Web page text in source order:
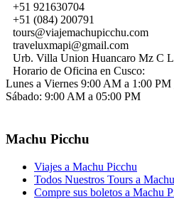
+51 921630704
+51 (084) 200791
tours@viajemachupicchu.com
traveluxmapi@gmail.com
Urb. Villa Union Huancaro Mz C
Horario de Oficina en Cusco:
Lunes a Viernes 9:00 AM a 1:00
Sábado: 9:00 AM a 05:00 PM
Machu Picchu
Viajes a Machu Picchu
Todos Nuestros Tours a
Compre sus boletos a Machu